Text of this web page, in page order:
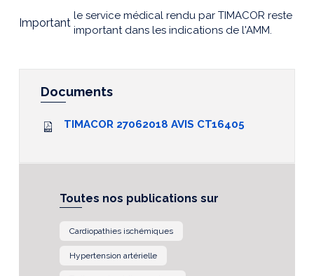
Important
le service médical rendu par TIMACOR reste
important dans les indications de l'AMM.
Documents
TIMACOR 27062018 AVIS CT16405
Toutes nos publications sur
Cardiopathies ischémiques
Hypertension artérielle